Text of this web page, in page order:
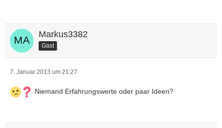
Markus3382
Gast
7. Januar 2013 um 21:27
Niemand Erfahrungswerte oder paar Ideen?